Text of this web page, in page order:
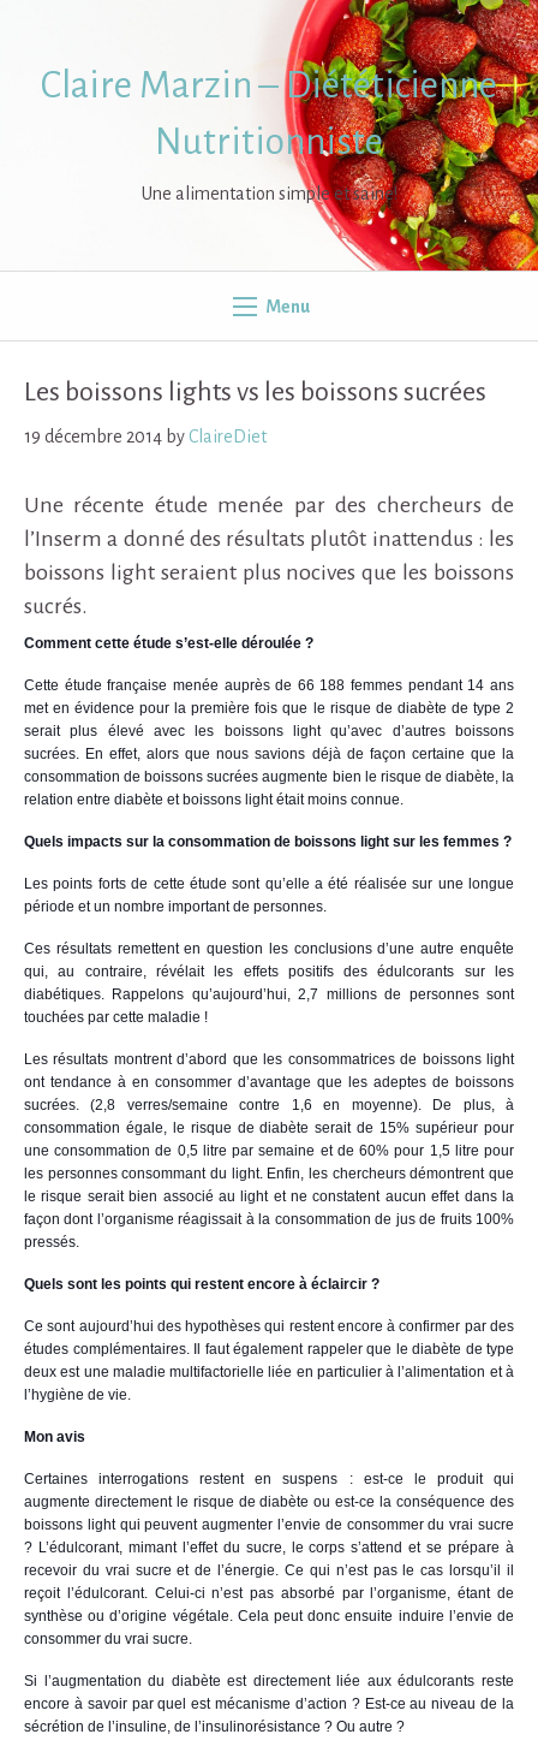
contentClaire Marzin – Diététicienne
Nutritionniste
Une alimentation simple et saine!
Menu
Les boissons lights vs les boissons sucrées
19 décembre 2014 byClaireDiet
Une récente étude menée par des chercheurs de
l’Inserm a donné des résultats plutôt inattendus : les
boissons light seraient plus nocives que les boissons
sucrés.
Comment cette étude s’est-elle déroulée ?
Cette étude française menée auprès de 66 188 femmes pendant 14 ans
met en évidence pour la première fois que le risque de diabète de type 2
serait plus élevé avec les boissons light qu’avec d’autres boissons
sucrées. En effet, alors que nous savions déjà de façon certaine que la
consommation de boissons sucrées augmente bien le risque de diabète, la
relation entre diabète et boissons light était moins connue.
Quels impacts sur la consommation de boissons light sur les femmes ?
Les points forts de cette étude sont qu’elle a été réalisée sur une longue
période et un nombre important de personnes.
Ces résultats remettent en question les conclusions d’une autre enquête
qui, au contraire, révélait les effets positifs des édulcorants sur les
diabétiques. Rappelons qu’aujourd’hui, 2,7 millions de personnes sont
touchées par cette maladie !
Les résultats montrent d’abord que les consommatrices de boissons light
ont tendance à en consommer d’avantage que les adeptes de boissons
sucrées. (2,8 verres/semaine contre 1,6 en moyenne). De plus, à
consommation égale, le risque de diabète serait de 15% supérieur pour
une consommation de 0,5 litre par semaine et de 60% pour 1,5 litre pour
les personnes consommant du light. Enfin, les chercheurs démontrent que
le risque serait bien associé au light et ne constatent aucun effet dans la
façon dont l’organisme réagissait à la consommation de jus de fruits 100%
pressés.
Quels sont les points qui restent encore à éclaircir ?
Ce sont aujourd’hui des hypothèses qui restent encore à confirmer par des
études complémentaires. Il faut également rappeler que le diabète de type
deux est une maladie multifactorielle liée en particulier à l’alimentation et à
l’hygiène de vie.
Mon avis
Certaines interrogations restent en suspens : est-ce le produit qui
augmente directement le risque de diabète ou est-ce la conséquence des
boissons light qui peuvent augmenter l’envie de consommer du vrai sucre
? L’édulcorant, mimant l’effet du sucre, le corps s’attend et se prépare à
recevoir du vrai sucre et de l’énergie. Ce qui n’est pas le cas lorsqu’il il
reçoit l’édulcorant. Celui-ci n’est pas absorbé par l’organisme, étant de
synthèse ou d’origine végétale. Cela peut donc ensuite induire l’envie de
consommer du vrai sucre.
Si l’augmentation du diabète est directement liée aux édulcorants reste
encore à savoir par quel est mécanisme d’action ? Est-ce au niveau de la
sécrétion de l’insuline, de l’insulinorésistance ? Ou autre ?